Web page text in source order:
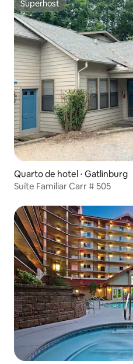
Superhost
Superhost
Quarto de hotel ⋅ Gatlinburg
Suíte Familiar Carr # 505